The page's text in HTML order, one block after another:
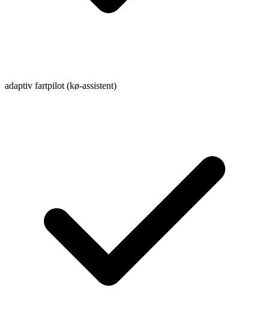
adaptiv fartpilot (kø-assistent)